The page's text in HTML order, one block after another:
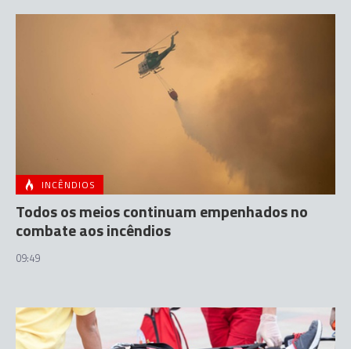
INCÊNDIOS
Todos os meios continuam empenhados no
combate aos incêndios
09:49